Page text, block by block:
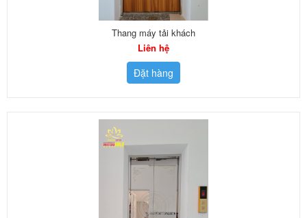
Thang máy tải khách
Liên hệ
Đặt hàng